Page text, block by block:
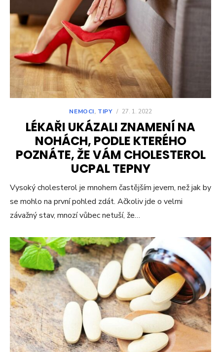
NEMOCI, TIPY / 27. 1. 2022
LÉKAŘI UKÁZALI ZNAMENÍ NA
NOHÁCH, PODLE KTERÉHO
POZNÁTE, ŽE VÁM CHOLESTEROL
UCPAL TEPNY
Vysoký cholesterol je mnohem častějším jevem, než jak by
se mohlo na první pohled zdát. Ačkoliv jde o velmi
závažný stav, mnozí vůbec netuší, že…